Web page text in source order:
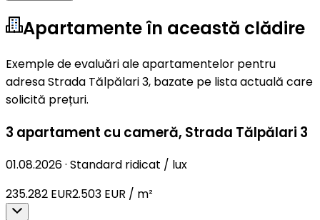
Apartamente în această clădire
Exemple de evaluări ale apartamentelor pentru
adresa Strada Tălpălari 3, bazate pe lista actuală care
solicită prețuri.
3 apartament cu cameră, Strada Tălpălari 3
01.08.2026· Standard ridicat / lux
235.282 EUR2.503 EUR / m²